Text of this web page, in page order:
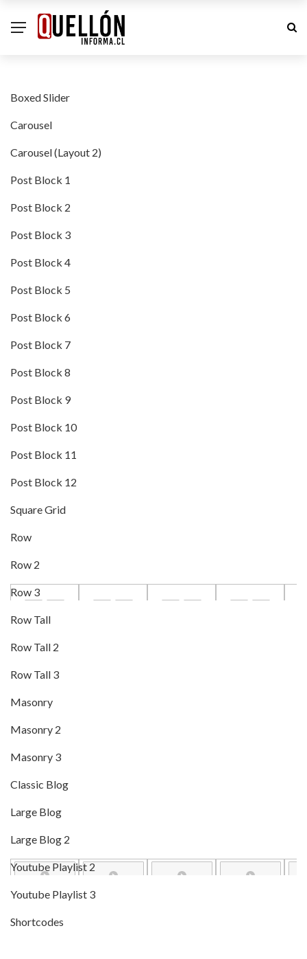
Boxed Slider
Carousel
Carousel (Layout 2)
Post Block 1
Post Block 2
Post Block 3
Post Block 4
Post Block 5
Post Block 6
Post Block 7
Post Block 8
Post Block 9
Post Block 10
Post Block 11
Post Block 12
Square Grid
Row
Row 2
Row 3
Row Tall
Row Tall 2
Row Tall 3
Masonry
Masonry 2
Masonry 3
Classic Blog
Large Blog
Large Blog 2
Youtube Playlist 2
Youtube Playlist 3
Shortcodes